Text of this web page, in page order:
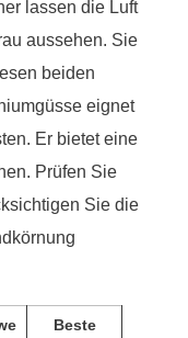
lassen die Luft
aussehen. Sie
beiden
eignet
Er bietet eine
Prüfen Sie
Sie die
Beste